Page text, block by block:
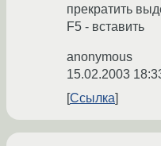
прекратить
F5 - вставить
anonymous
15.02.2003
Ссылка